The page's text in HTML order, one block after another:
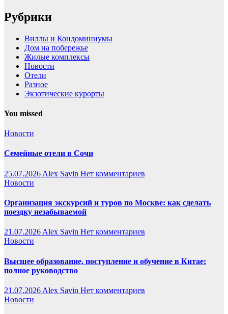
Рубрики
Виллы и Кондоминиумы
Дом на побережье
Жилые комплексы
Новости
Отели
Разное
Экзотические курорты
You missed
Новости
Семейные отели в Сочи
25.07.2026 Alex Savin Нет комментариев
Новости
Организация экскурсий и туров по Москве: как сделать
поездку незабываемой
21.07.2026 Alex Savin Нет комментариев
Новости
Высшее образование, поступление и обучение в Китае:
полное руководство
21.07.2026 Alex Savin Нет комментариев
Новости